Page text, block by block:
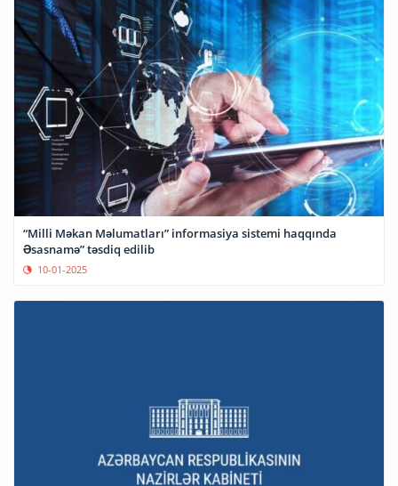
“Milli Məkan Məlumatları” informasiya sistemi haqqında
Əsasnamə” təsdiq edilib
10-01-2025